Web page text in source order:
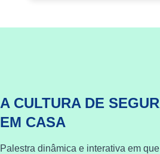
A CULTURA DE
EM CASA
Palestra dinâmica e interativa em